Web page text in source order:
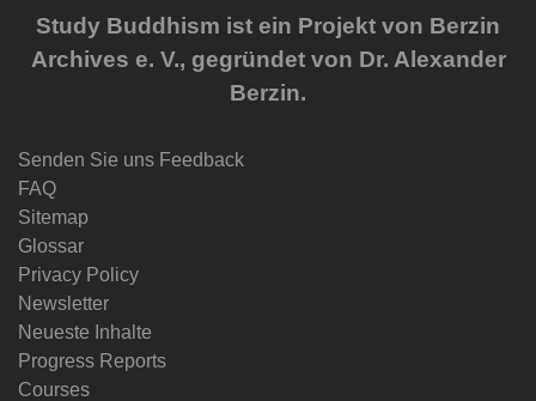
Study Buddhism ist ein Projekt von Berzin
Archives e. V., gegründet von Dr. Alexander
Berzin.
Senden Sie uns Feedback
FAQ
Sitemap
Glossar
Privacy Policy
Newsletter
Neueste Inhalte
Progress Reports
Courses